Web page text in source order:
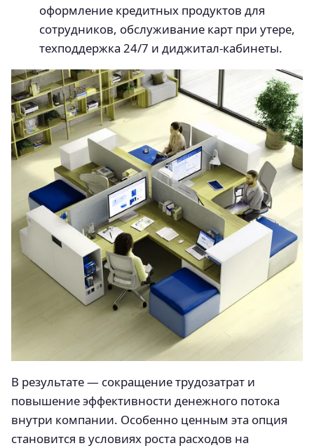
оформление кредитных продуктов для
сотрудников, обслуживание карт при утере,
техподдержка 24/7 и диджитал-кабинеты.
В результате — сокращение трудозатрат и
повышение эффективности денежного потока
внутри компании. Особенно ценным эта опция
становится в условиях роста расходов на